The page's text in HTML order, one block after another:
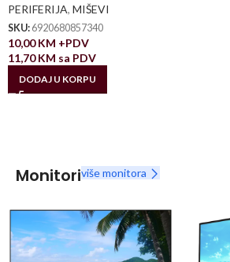
PERIFERIJA, MIŠEVI
SKU: 6920680857340
10,00KM +PDV
11,70KM sa PDV
DODAJ U KORPU
Monitoriviše monitora